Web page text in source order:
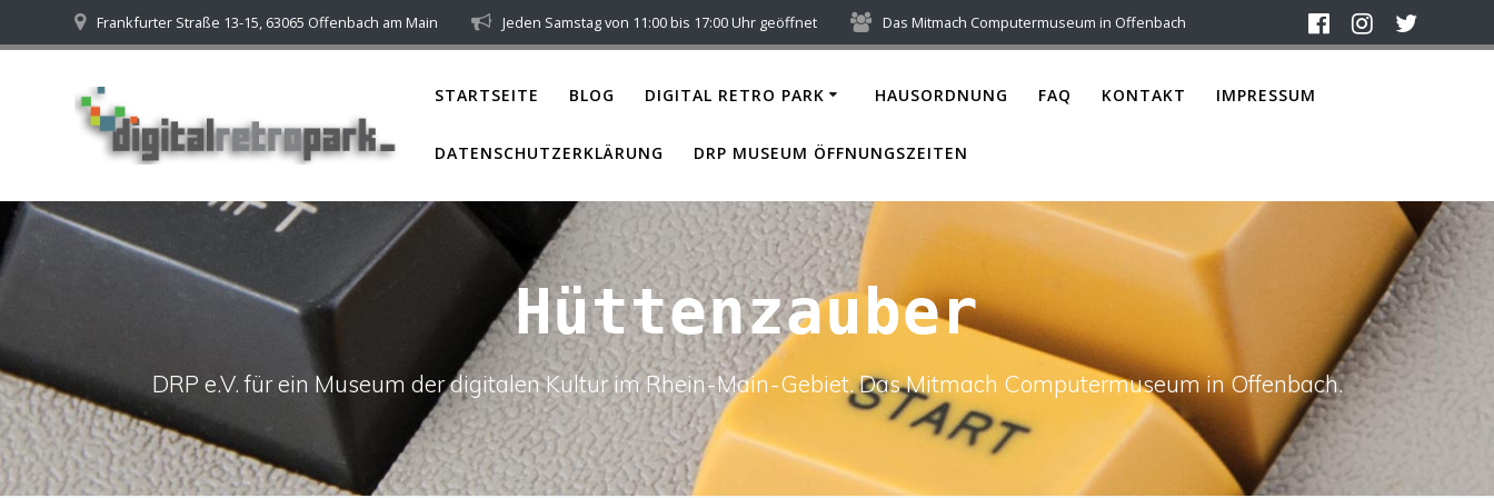
to
Frankfurter Straße 13-15, 63065 Offenbach am Main Jeden Samstag von 11:00 bis 17:00 Uhr geöffnet Das Mitmach Computermuseum in Offenbach
STARTSEITE BLOG DIGITAL RETRO PARK HAUSORDNUNG FAQ KONTAKT IMPRESSUM
DATENSCHUTZERKLÄRUNG DRP MUSEUM ÖFFNUNGSZEITEN
Hüttenzauber
DRP e.V. für ein Museum der digitalen Kultur im Rhein-Main-Gebiet. Das Mitmach Computermuseum in Offenbach.